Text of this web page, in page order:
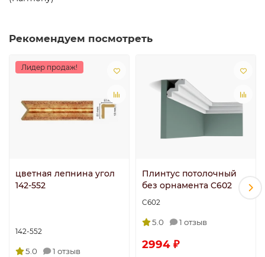
Рекомендуем посмотреть
Лидер продаж!
цветная лепнина угол
142-552
142-552
5.0 1 отзыв
Плинтус потолочный
без орнамента C602
C602
5.0 1 отзыв
2994 ₽